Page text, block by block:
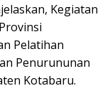
Kegiatan
Pelatihan
Penurununan
Kotabaru.